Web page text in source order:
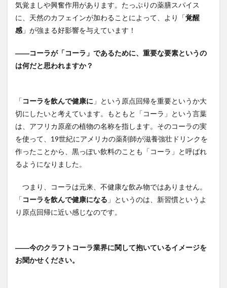
気覚ましや興奮作用があります。たっぷりの薬膳スパイス
に、天然のカフェインが加わることによって、より「覚醒
感 」が強まる好影響を与えています！
――コーラが「コーラ」であるために、重要な要素というの
は何だと思われますか？
「コーラを飲んで健康に 」という原点回帰を重要というか大
切にしたいと考えています。もともと「コーラ」という言葉
は、アフリカ原産の植物の名称を指します。そのコーラの実
を使って、19世紀にアメリカの薬剤師が滋養強壮ドリンクを
作ったことから、黒っぽい飲料のことも「コーラ」と呼ばれ
るようになりました。
つまり、コーラは元来、不健康な飲み物ではありません。
「コーラを飲んで健康になる 」というのは、新習慣というよ
り原点回帰に近い感じなのです。
――今のクラフトコーラ業界に関して抱いているイメージを
お聞かせください。